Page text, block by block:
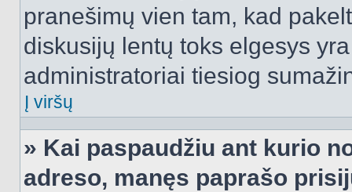
pranešimų vien tam, kad
diskusijų lentų toks elgesys
administratoriai tiesiog
Į viršų
» Kai paspaudžiu ant kurio
adreso, manęs paprašo